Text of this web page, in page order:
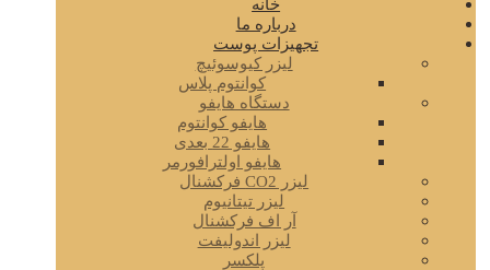
خانه
درباره ما
تجهیزات پوست
لیزر کیوسوئیچ
کوانتوم پلاس
دستگاه هایفو
هایفو کوانتوم
هایفو 22 بعدی
هایفو اولترافورمر
لیزر CO2 فرکشنال
لیزر تیتانیوم
آر اف فرکشنال
لیزر اندولیفت
پلکسر